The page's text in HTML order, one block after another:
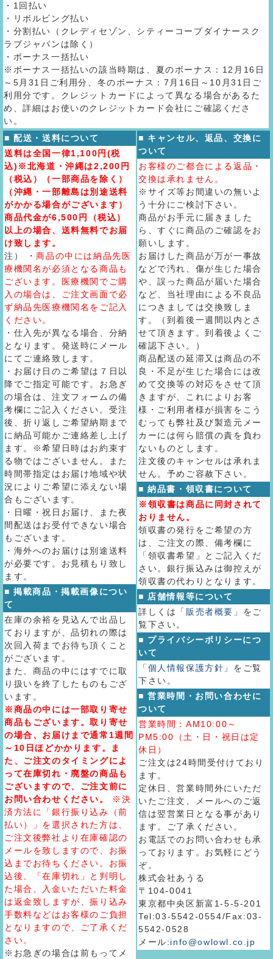
・1回払い
・リボルビング払い
・分割払い（クレディセゾン、シティーコープダイナースク
ラブジャパンは除く）
・ボーナス一括払い
※ボーナス一括払いの該当時期は、夏のボーナス：12月16日
～5月31日ご利用分、冬のボーナス：7月16日～10月31日ご
利用分です。クレジットカードによって異なる場合があるた
め、詳細はお使いのクレジットカード会社にご確認くださ
い。
■ 配送・送料について
送料は全国一律1,100円(税
込)※北海道・沖縄は2,200円
（税込）（一部商品を除く）
（沖縄・一部離島は別途送料
がかかる場合がございます）
商品代金が6,500円（税込）
以上の場合、送料無料でお届
け致します。
注） ・商品の中には納品先医
療機関名が必須となる商品も
ございます。医療機関でご購
入の場合は、ご注文画面で必
ず納品先医療機関名をご記入
ください。
・仕入先が異なる場合、分納
となります。発送時にメール
にてご連絡致します。
・お届け日のご希望は７日以
降でご指定可能です。お急ぎ
の場合は、注文フォームの備
考欄にご記入ください。受注
後、折り返しご希望納期まで
に納品可能かご連絡差し上げ
ます。※希望日時はお約束す
る物ではございません。また
時間帯指定はお届け地域や状
況によりご希望に添えない場
合もございます。
・日曜・祝日お届け、また夜
間配送はお受付できない場合
もございます。
・海外へのお届けは別途送料
が必要です。お見積もり致し
ます。
■ 掲載商品・掲載画像につい
て
在庫の余裕を見込んで出品し
ておりますが、品切れの際は
次回入荷までお待ち頂くこと
がございます。
また、商品の中にはすでに取
り扱いを終了したものもござ
います。
※商品の中には一部取り寄せ
商品もございます。取り寄せ
の場合、お届けまで通常1週間
～10日ほどかかります。ま
た、ご注文のタイミングによ
って在庫切れ・廃盤の商品も
ございますので、ご注文前に
お問い合わせください。
※決
済方法に「銀行振り込み（前
払い）」を選択された方は、
ご注文後弊社より在庫確認の
メールを致しますので、お振
込までお待ちください。お振
込後、「在庫切れ」と判明し
た場合、入金いただいた料金
は返金致しますが、振り込み
手数料などはお客様のご負担
となりますので、ご了承くだ
さい。
※お急ぎの場合は前もってメ
■ キャンセル、返品、交換に
ついて
お客様のご都合による返品・
交換は承れません。
※サイズ等お間違いの無いよ
う十分にご検討下さい。
商品がお手元に届きました
ら、すぐに商品のご確認をお
願いします。
お届けした商品が万が一事故
などで汚れ、傷が生じた場合
や、誤った商品が届いた場合
など、当社理由による不良品
につきましては交換致しま
す。（到着後一週間以内とさ
せて頂きます。到着後よくご
確認下さい。）
商品配送の延滞又は商品の不
良・不足が生じた場合には改
めて交換等の対応をさせて頂
きますが、これによりお客
様・ご利用者様が損害をこう
むっても弊社及び製造元メー
カーには何ら賠償の責を負わ
ないものとします。
注文後のキャンセルは承れま
せん。予めご容赦下さい。
■ 納品書・領収書について
※領収書は商品に同封されて
おりません。
領収書の発行をご希望の方
は、ご注文の際、備考欄に
「領収書希望」とご記入くだ
さい。銀行振込みは御控えが
領収書の代わりとなります。
■ 店舗情報等について
詳しくは
「販売者概要」 をご
覧下さい。
■ プライバシーポリシーにつ
いて
「個人情報保護方針」 をご覧
下さい。
■ 営業時間・お問い合わせに
ついて
営業時間：AM10:00～
PM5:00（土・日・祝日は定
休日）
ご注文は24時間受付けており
ます。
定休日、営業時間外にいただ
いたご注文、メールへのご返
信は翌営業日となる事があり
ます。ご了承ください。
お電話でのお問い合わせも承
っております。お気軽にどう
ぞ。
株式会社あうる
〒104-0041
東京都中央区新富1-5-5-201
Tel:03-5542-0554/Fax:03-
5542-0528
メール:info@owlowl.co.jp